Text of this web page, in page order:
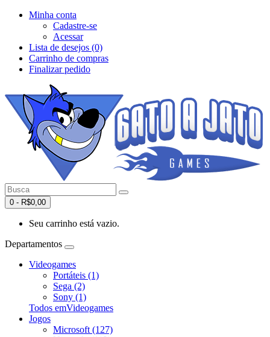
Minha conta
Cadastre-se
Acessar
Lista de desejos (0)
Carrinho de compras
Finalizar pedido
0 - R$0,00
Seu carrinho está vazio.
Departamentos
Videogames
Portáteis (1)
Sega (2)
Sony (1)
Todos emVideogames
Jogos
Microsoft (127)